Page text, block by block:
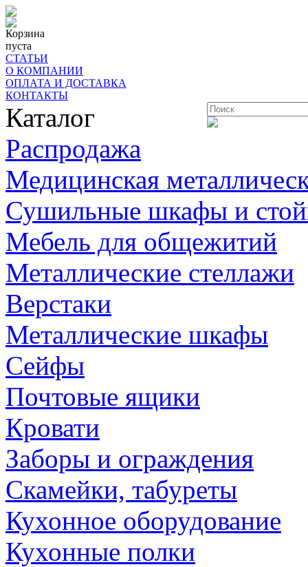
Корзина
пуста
СТАТЬИ
О КОМПАНИИ
ОПЛАТА И ДОСТАВКА
КОНТАКТЫ
Каталог
Распродажа
Медицинская
Сушильные шкафы и
Мебель для общежитий
Металлические стеллажи
Верстаки
Металлические шкафы
Сейфы
Почтовые ящики
Кровати
Заборы и ограждения
Скамейки, табуреты
Кухонное оборудование
Кухонные полки